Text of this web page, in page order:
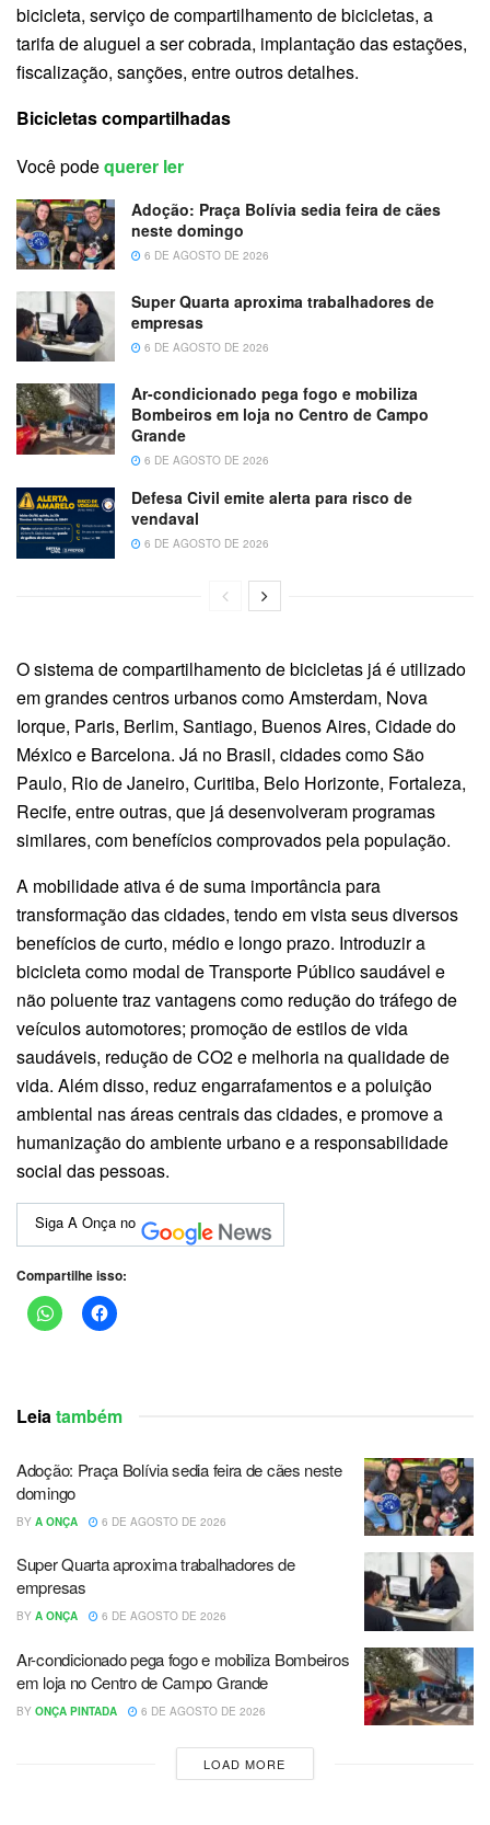
bicicleta, serviço de compartilhamento de bicicletas, a
tarifa de aluguel a ser cobrada, implantação das estações,
fiscalização, sanções, entre outros detalhes.
Bicicletas compartilhadas
Você podequerer ler
Adoção: Praça Bolívia sedia feira de cães
neste domingo
6 DE AGOSTO DE 2026
Super Quarta aproxima trabalhadores de
empresas
6 DE AGOSTO DE 2026
Ar-condicionado pega fogo e mobiliza
Bombeiros em loja no Centro de Campo
Grande
6 DE AGOSTO DE 2026
Defesa Civil emite alerta para risco de
vendaval
6 DE AGOSTO DE 2026
O sistema de compartilhamento de bicicletas já é utilizado
em grandes centros urbanos como Amsterdam, Nova
Iorque, Paris, Berlim, Santiago, Buenos Aires, Cidade do
México e Barcelona. Já no Brasil, cidades como São
Paulo, Rio de Janeiro, Curitiba, Belo Horizonte, Fortaleza,
Recife, entre outras, que já desenvolveram programas
similares, com benefícios comprovados pela população.
A mobilidade ativa é de suma importância para
transformação das cidades, tendo em vista seus diversos
benefícios de curto, médio e longo prazo. Introduzir a
bicicleta como modal de Transporte Público saudável e
não poluente traz vantagens como redução do tráfego de
veículos automotores; promoção de estilos de vida
saudáveis, redução de CO2 e melhoria na qualidade de
vida. Além disso, reduz engarrafamentos e a poluição
ambiental nas áreas centrais das cidades, e promove a
humanização do ambiente urbano e a responsabilidade
social das pessoas.
Siga A Onça no
Compartilhe isso:
Leiatambém
Adoção: Praça Bolívia sedia feira de cães neste
domingo
BY A ONÇA 6 DE AGOSTO DE 2026
Super Quarta aproxima trabalhadores de
empresas
BY A ONÇA 6 DE AGOSTO DE 2026
Ar-condicionado pega fogo e mobiliza Bombeiros
em loja no Centro de Campo Grande
BY ONÇA PINTADA 6 DE AGOSTO DE 2026
LOAD MORE